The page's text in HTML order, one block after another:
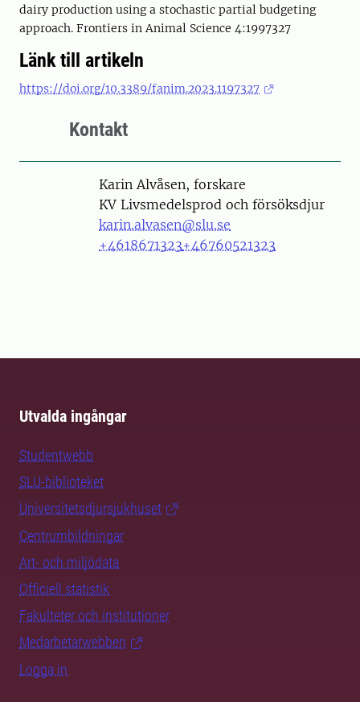
dairy production using a stochastic partial budgeting
approach. Frontiers in Animal Science 4:1997327
Länk till artikeln
https://doi.org/10.3389/fanim.2023.1197327
Kontakt
PersonKarin Alvåsen, forskare
KV Livsmedelsprod och försöksdjur
karin.alvasen@slu.se
+4618671323+46760521323
Utvalda ingångar
Studentwebb
SLU-biblioteket
Universitetsdjursjukhuset
Centrumbildningar
Art- och miljödata
Officiell statistik
Fakulteter och institutioner
Medarbetarwebben
Logga in